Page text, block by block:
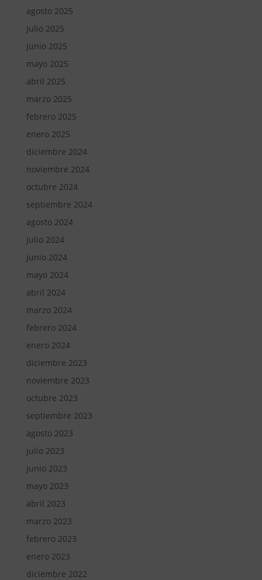
agosto 2025
julio 2025
junio 2025
mayo 2025
abril 2025
marzo 2025
febrero 2025
enero 2025
diciembre 2024
noviembre 2024
octubre 2024
septiembre 2024
agosto 2024
julio 2024
junio 2024
mayo 2024
abril 2024
marzo 2024
febrero 2024
enero 2024
diciembre 2023
noviembre 2023
octubre 2023
septiembre 2023
agosto 2023
julio 2023
junio 2023
mayo 2023
abril 2023
marzo 2023
febrero 2023
enero 2023
diciembre 2022